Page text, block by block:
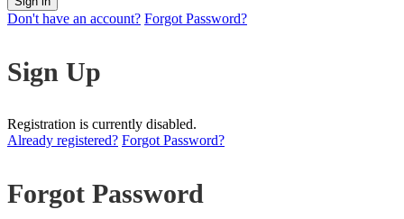
Don't have an account? Forgot Password?
Sign Up
Registration is currently disabled.
Already registered? Forgot Password?
Forgot Password